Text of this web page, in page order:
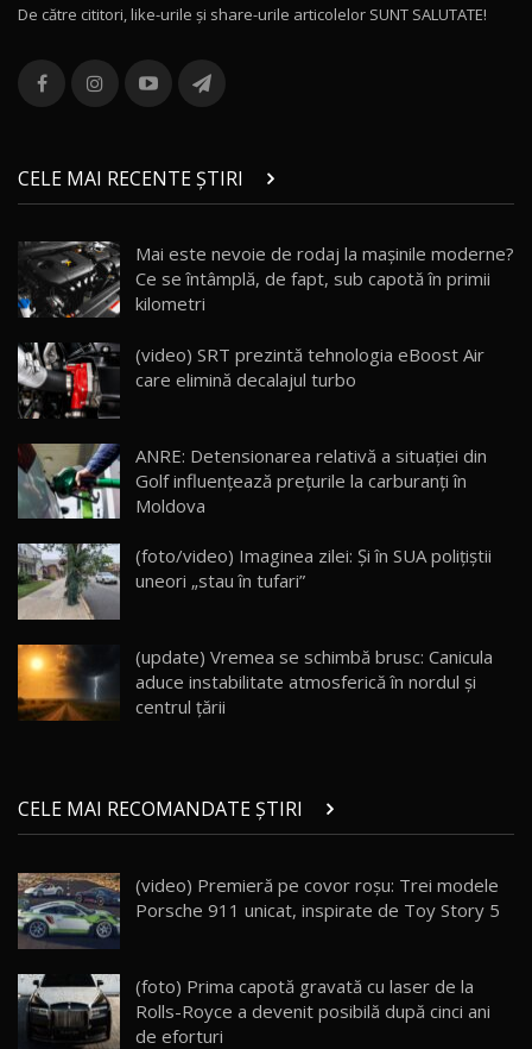
13
combină aventura cu luxul / AutoBlog.MD
36:08
chinez care face lumea să se întoarcă după el
/ AutoBlog.MD
17:27
15 14:37
16
AutoBlogMD
13:10
17 20:06
Va fi modelul nr.1 BYD în Moldova? BYD Seal U
30:08
AutoBlog.MD
23:36
20
Noul ZEEKR 7X / Test Drive AutoBlog.MD
29:08
21
Micul BYD Dolphin Surf / Test Drive
AutoBlog.MD
16:59
22
Noua Mazda 6e / Test Drive AutoBlog.MD
26:59
23
Lynk & Co 01 / Test Drive AutoBlog.MD
25:19
De către cititori, like-urile şi share-urile articolelor SUNT SALUTATE!
CELE MAI RECENTE ȘTIRI
Mai este nevoie de rodaj la mașinile moderne?
Ce se întâmplă, de fapt, sub capotă în primii
kilometri
(video) SRT prezintă tehnologia eBoost Air
care elimină decalajul turbo
ANRE: Detensionarea relativă a situației din
Golf influențează prețurile la carburanți în
Moldova
(foto/video) Imaginea zilei: Și în SUA polițiștii
uneori „stau în tufari”
(update) Vremea se schimbă brusc: Canicula
aduce instabilitate atmosferică în nordul și
centrul țării
CELE MAI RECOMANDATE ȘTIRI
(video) Premieră pe covor roșu: Trei modele
Porsche 911 unicat, inspirate de Toy Story 5
(foto) Prima capotă gravată cu laser de la
Rolls-Royce a devenit posibilă după cinci ani
de eforturi